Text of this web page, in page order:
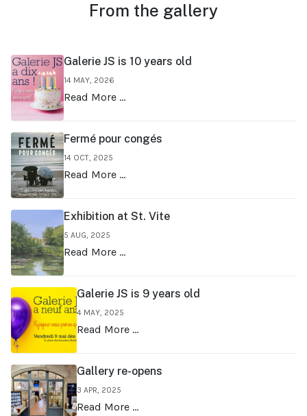
From the gallery
Galerie JS is 10 years old
14 MAY, 2026
Read More …
Fermé pour congés
14 OCT, 2025
Read More …
Exhibition at St. Vite
5 AUG, 2025
Read More …
Galerie JS is 9 years old
4 MAY, 2025
Read More …
Gallery re-opens
3 APR, 2025
Read More …